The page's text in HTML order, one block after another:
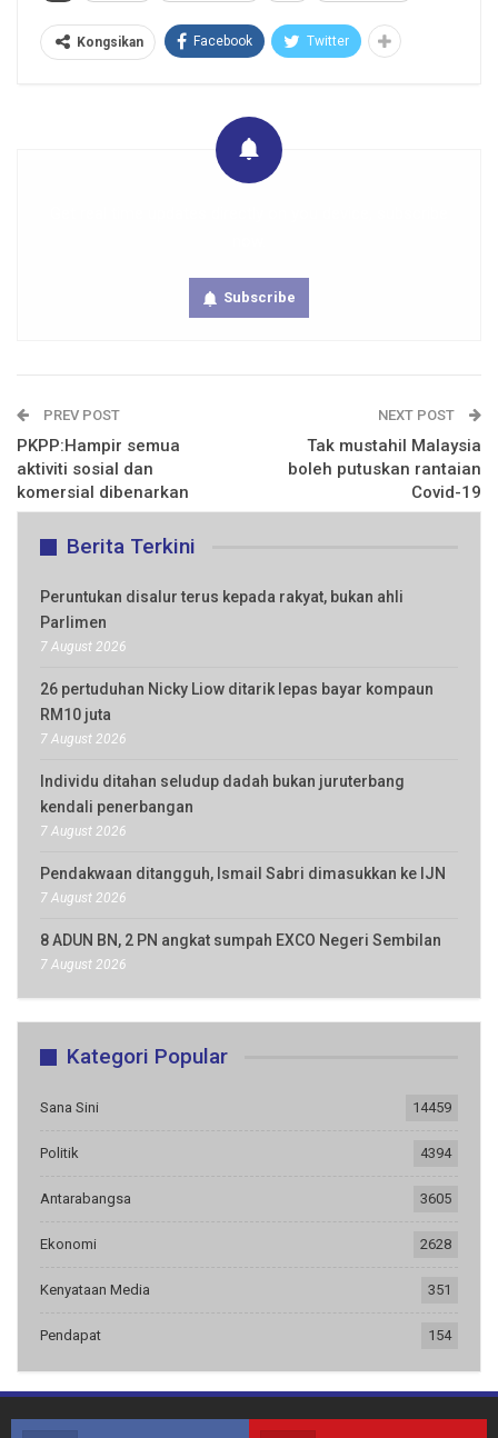
Kongsikan Facebook Twitter
Subscribe
PREV POST
PKPP:Hampir semua
aktiviti sosial dan
komersial dibenarkan
NEXT POST
Tak mustahil Malaysia
boleh putuskan rantaian
Covid-19
Berita Terkini
Peruntukan disalur terus kepada rakyat, bukan ahli
Parlimen
7 August 2026
26 pertuduhan Nicky Liow ditarik lepas bayar kompaun
RM10 juta
7 August 2026
Individu ditahan seludup dadah bukan juruterbang
kendali penerbangan
7 August 2026
Pendakwaan ditangguh, Ismail Sabri dimasukkan ke IJN
7 August 2026
8 ADUN BN, 2 PN angkat sumpah EXCO Negeri Sembilan
7 August 2026
Kategori Popular
Sana Sini 14459
Politik 4394
Antarabangsa 3605
Ekonomi 2628
Kenyataan Media 351
Pendapat 154